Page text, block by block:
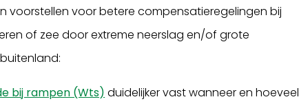
voorstellen voor betere compensatieregelingen bij
of zee door extreme neerslag en/of grote
bij rampen (Wts) duidelijker vast wanneer en hoeveel